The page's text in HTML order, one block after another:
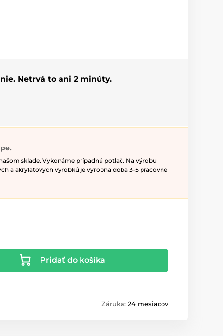
Netrvá to ani 2 minúty.
sklade. Vykonáme prípadnú potlač. Na výrobu
a akrylátových výrobků je výrobná doba 3-5 pracovné
Pridať do košíka
Záruka: 24 mesiacov